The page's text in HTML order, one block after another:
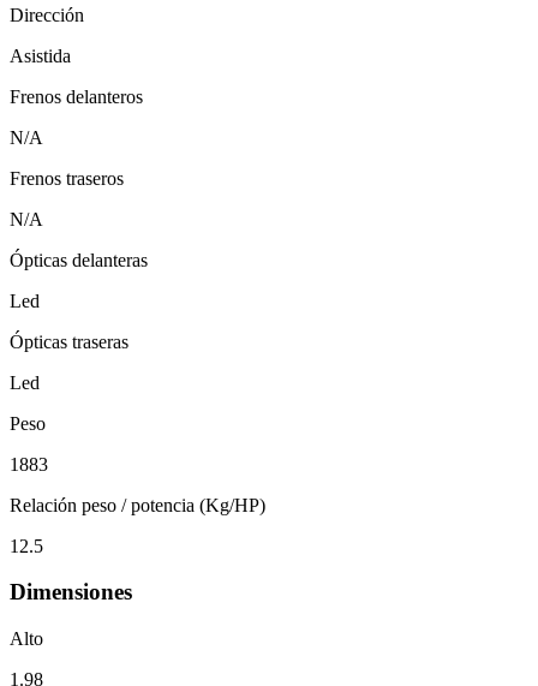
Dirección
Asistida
Frenos delanteros
N/A
Frenos traseros
N/A
Ópticas delanteras
Led
Ópticas traseras
Led
Peso
1883
Relación peso / potencia (Kg/HP)
12.5
Dimensiones
Alto
1.98